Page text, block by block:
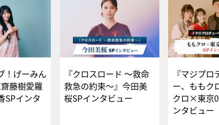
！げーみん
藤樹愛羅
SPインタ
『クロスロード ～救命
救急の約束～』今田美
桜SPインタビュー
『マジプロ
ー、ももク
クロ×東京
ンタビュー